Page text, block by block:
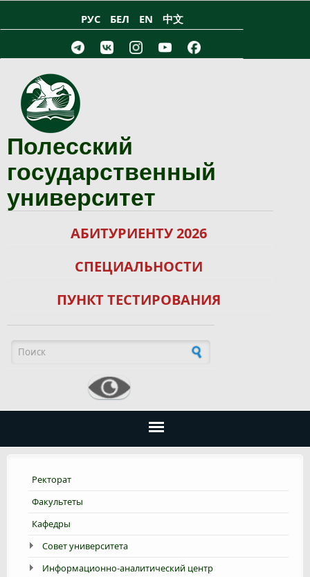
РУС БЕЛ EN 中文
Полесский
государственный
университет
АБИТУРИЕНТУ 2026
СПЕЦИАЛЬНОСТИ
ПУНКТ ТЕСТИРОВАНИЯ
Ректорат
Факультеты
Кафедры
Совет университета
Информационно-аналитический центр